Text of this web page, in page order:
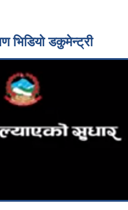
भिडियो डकुमेन्ट्री